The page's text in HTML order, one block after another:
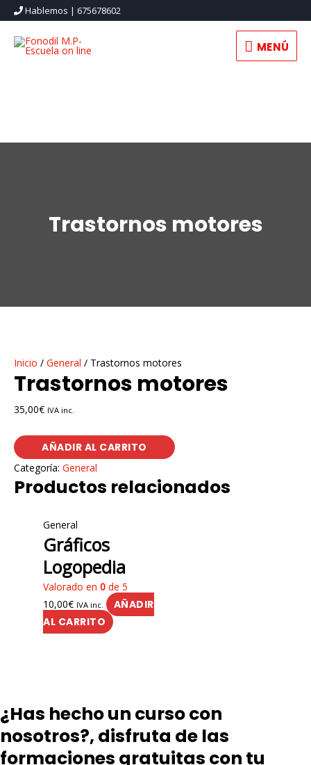
Hablemos | 675678602
MENÚ
MENÚ
Trastornos motores
Inicio / General / Trastornos motores
Trastornos motores
35,00€ IVA inc.
AÑADIR AL CARRITO
Categoría: General
Productos relacionados
General
Gráficos
Logopedia
Valorado en 0 de 5
10,00€ IVA inc.
AÑADIR
AL CARRITO
¿Has hecho un curso con
nosotros?, disfruta de las
formaciones gratuitas con tu